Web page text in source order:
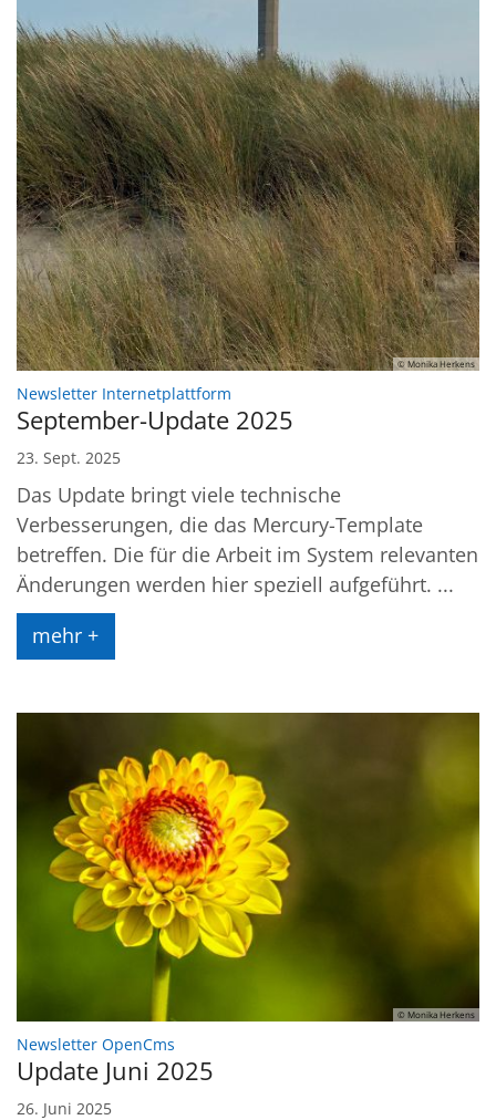
© Monika Herkens
Newsletter Internetplattform
September-Update 2025
23. Sept. 2025
Das Update bringt viele technische
Verbesserungen, die das Mercury-Template
betreffen. Die für die Arbeit im System relevanten
Änderungen werden hier speziell aufgeführt. ...
mehr +
© Monika Herkens
Newsletter OpenCms
Update Juni 2025
26. Juni 2025